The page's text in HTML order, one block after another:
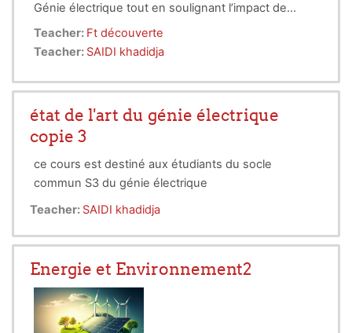
Génie électrique tout en soulignant l’impact de
l’électricité dans l’amélioration de la vie quotidienne
de l’homme.
Teacher: Ft découverte
Teacher: SAIDI khadidja
état de l'art du génie électrique
copie 3
ce cours est destiné aux étudiants du socle
commun S3 du génie électrique
Teacher: SAIDI khadidja
Energie et Environnement2